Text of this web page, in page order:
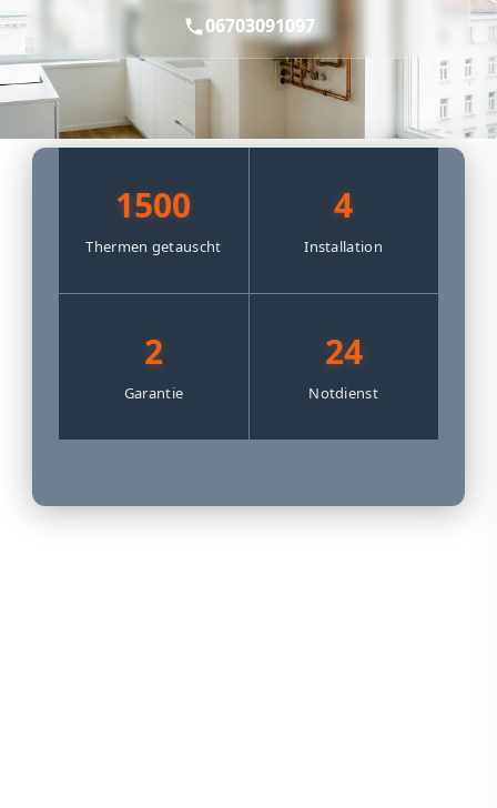
06703091097
1500
Thermen getauscht
4
Installation
2
Garantie
24
Notdienst